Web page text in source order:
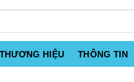
THƯƠNG HIỆU THÔNG TIN